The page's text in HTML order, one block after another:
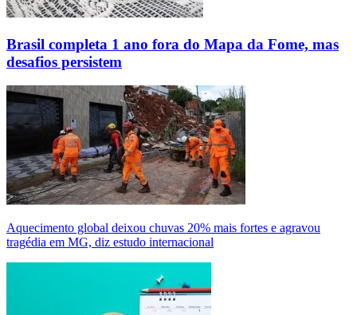
Brasil completa 1 ano fora do Mapa da Fome, mas
desafios persistem
Aquecimento global deixou chuvas 20% mais fortes e agravou
tragédia em MG, diz estudo internacional